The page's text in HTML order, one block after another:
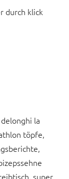
durch klick
la
töpfe,
super